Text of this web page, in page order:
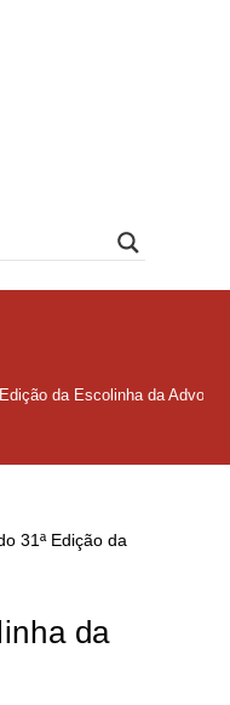
da Escolinha da
da